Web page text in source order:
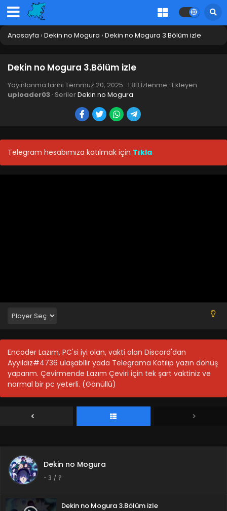
Anasayfa › Dekin no Mogura › Dekin no Mogura 3.Bölüm izle
Dekin no Mogura 3.Bölüm izle
Yayınlanma tarihi Temmuz 20, 2025 · 1.8B İzlenme · Ekleyen
uploader03 · SerilerDekin no Mogura
Telegram hesabımıza katılmak için Tıkla
Encoder Lazım, PC'si iyi olan, vakti olan Discord'dan
Ayyıldız#4736 ulaşabilir yada Telegrama Katılıp yazın dönüş
yaparım. Çevirmende Lazım Çeviri için tek şart vaktiniz ve
normal bir pc yeterli. (Gönüllü)
Dekin no Mogura
- 3 / ?
Dekin no Mogura 3.Bölüm izle